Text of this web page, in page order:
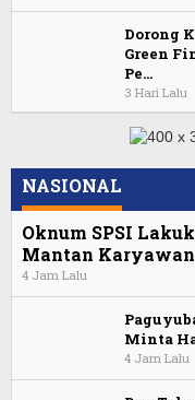
Dorong
Green
Pe…
3 Hari Lalu
NASIONAL
Oknum SPSI
Mantan
4 Jam Lalu
Minta
4 Jam Lalu